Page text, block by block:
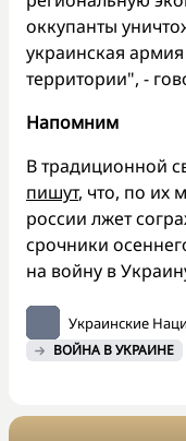
оккупанты
украинская
территории", -
Напомним
В традиционной
пишут, что, по их
россии лжет
срочники
на войну в
Украинские
ВОЙНА В УКРАИНЕ